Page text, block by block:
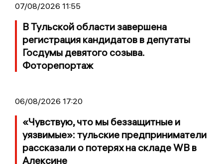
07/08/2026 11:55
В Тульской области завершена
регистрация кандидатов в депутаты
Госдумы девятого созыва.
Фоторепортаж
06/08/2026 17:20
«Чувствую, что мы беззащитные и
уязвимые»: тульские предприниматели
рассказали о потерях на складе WB в
Алексине